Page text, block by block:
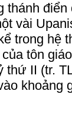
vài
trong hệ
tôn
thứ II (tr.
khoảng